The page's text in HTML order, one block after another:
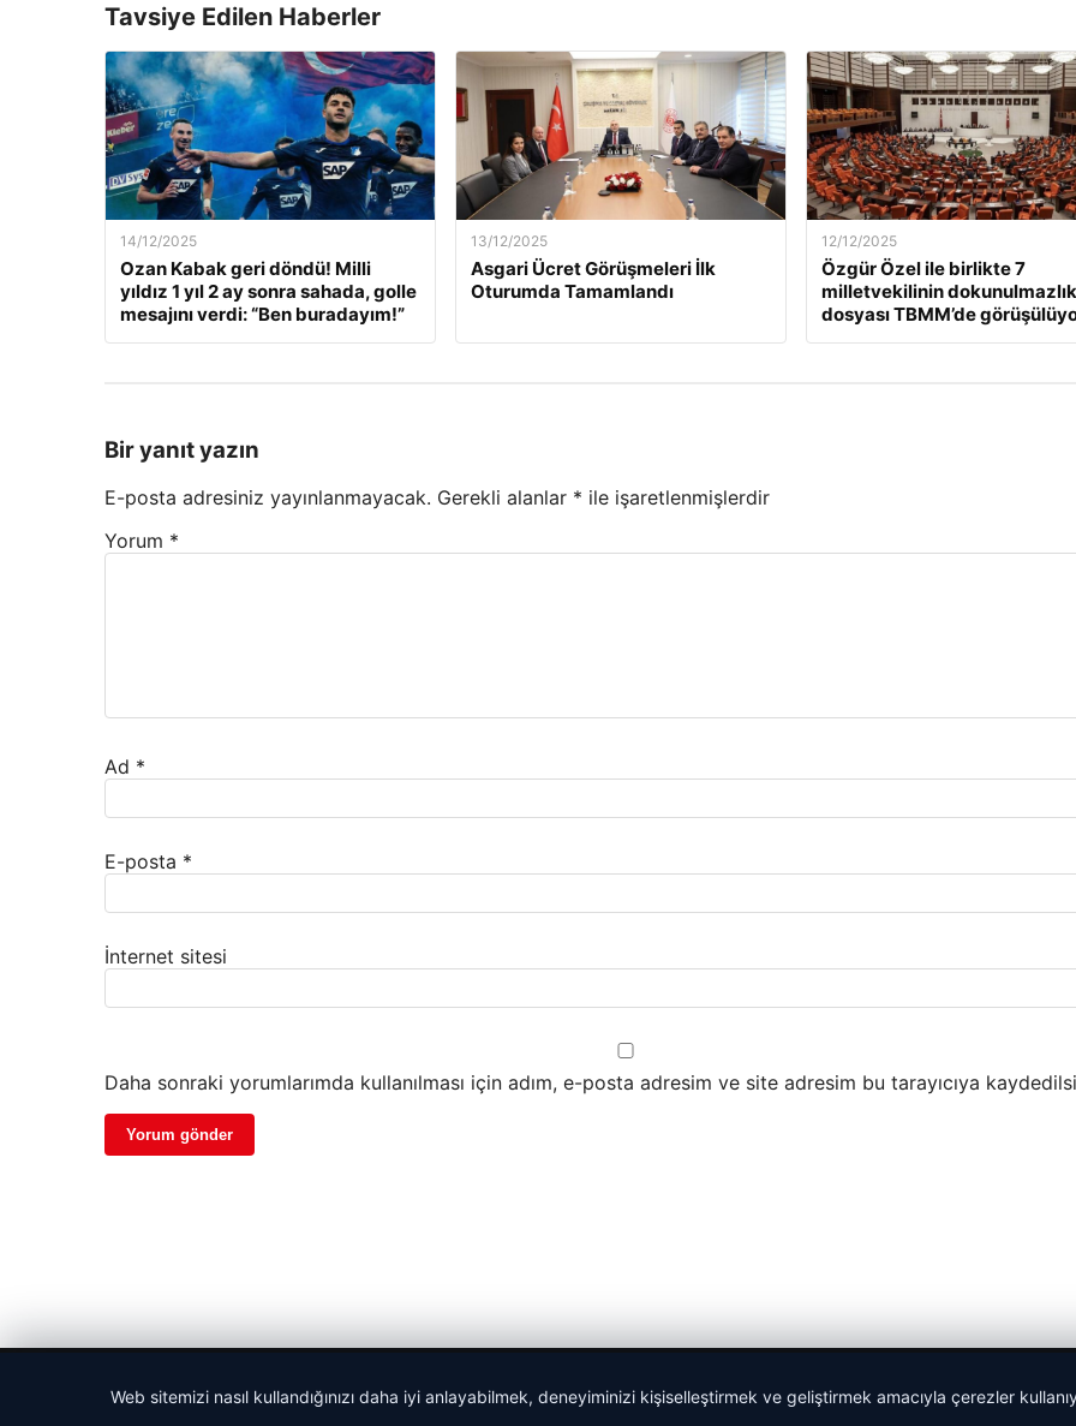
Tavsiye Edilen Haberler
14/12/2025
Ozan Kabak geri döndü! Milli
yıldız 1 yıl 2 ay sonra sahada, golle
mesajını verdi: “Ben buradayım!”
13/12/2025
Asgari Ücret Görüşmeleri İlk
Oturumda Tamamlandı
12/12/2025
Özgür Özel ile birlikte 7
milletvekilinin dokunulmazlık
dosyası TBMM’de
Bir yanıt yazın
E-posta adresiniz yayınlanmayacak. Gerekli alanlar * ile işaretlenmişlerdir
Yorum *
Ad *
E-posta *
İnternet sitesi
Daha sonraki yorumlarımda kullanılması için adım, e-posta adresim ve site adresim bu tarayıcıya
Web sitemizi nasıl kullandığınızı daha iyi anlayabilmek, deneyiminizi kişiselleştirmek ve geliştirmek amacıyla çerezler